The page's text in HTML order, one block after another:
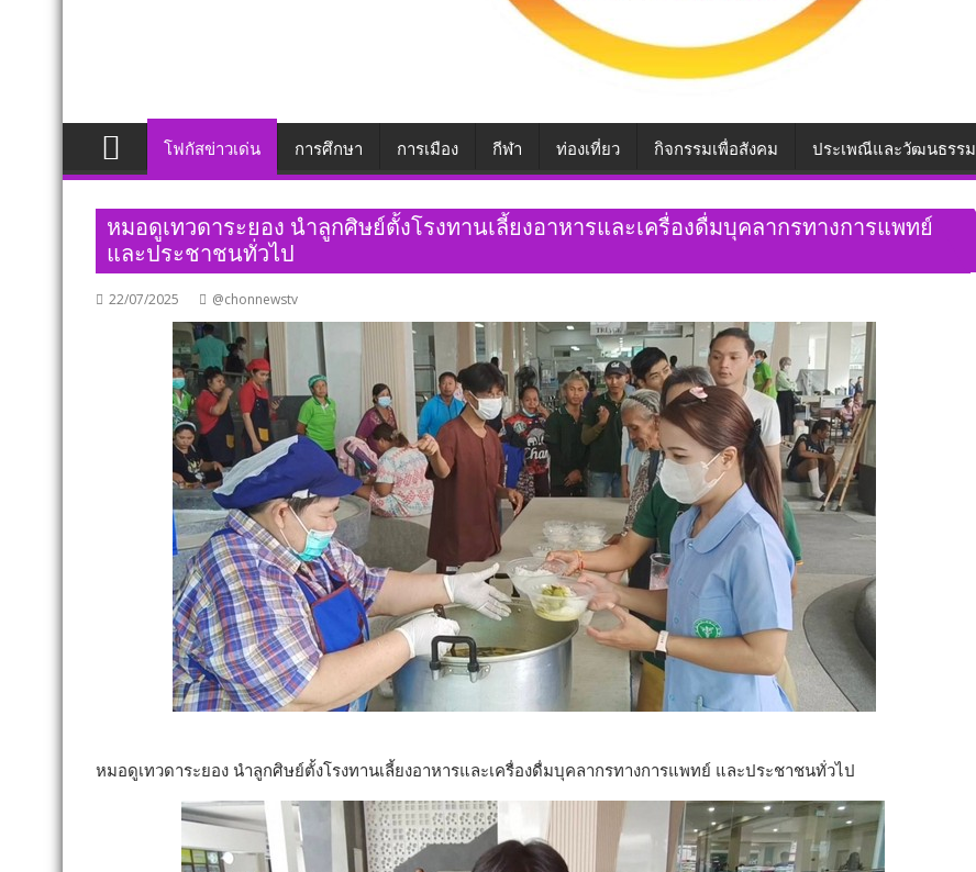
โฟกัสข่าวเด่น การศึกษา การเมือง กีฬา ท่องเที่ยว กิจกรรมเพื่อสังคม ประเพณีและวัฒนธรรม
หมอดูเทวดาระยอง นำลูกศิษย์ตั้งโรงทานเลี้ยงอาหารและเครื่องดื่มบุคลากรทางการแพทย์
และประชาชนทั่วไป
22/07/2025 @chonnewstv
หมอดูเทวดาระยอง นำลูกศิษย์ตั้งโรงทานเลี้ยงอาหารและเครื่องดื่มบุคลากรทางการแพทย์ และประชาชนทั่วไป